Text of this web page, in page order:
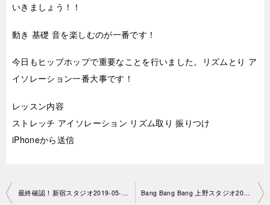
いきましょう！！
動き 基礎 音を楽しむのが一番です！
今日もヒップホップで重要なことを行いました。リズムとり ア
イソレーション一番大事です！
レッスン内容
ストレッチ アイソレーション リズム取り 振りつけ
iPhoneから送信
投
最終確認！新宿スタジオ2019-05-2 2-no0034-1226 Bang Bang Bang 上野スタジオ2019-05-24-no0034-1197